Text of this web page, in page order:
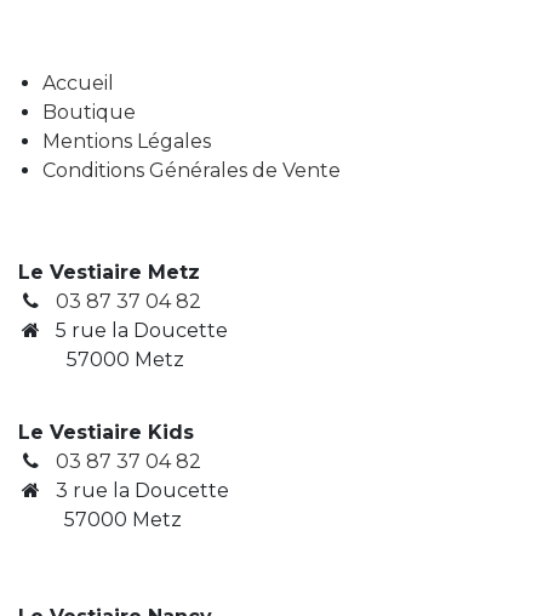
Accueil
Boutique
Mentions Légales
Conditions Générales de Vente
Le Vestiaire Metz
03 87 37 04 82
5 rue la Doucette
57000 Metz
Le Vestiaire Kids
03 87 37 04 82
3 rue la Doucette
​ 57000 Metz